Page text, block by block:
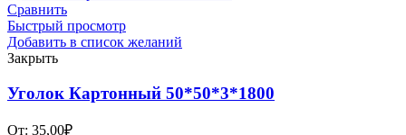
Сравнить
Быстрый просмотр
Добавить в список желаний
Закрыть
Уголок Картонный 50*50*3*1800
От: 35,00₽